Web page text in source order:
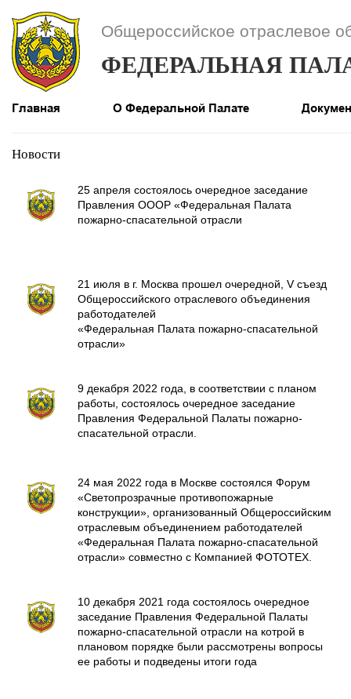
Общероссийское отраслевое
ФЕДЕРАЛЬНАЯ
Главная О Федеральной Палате
Новости
25 апреля состоялось очередное заседание
Правления ОООР «Федеральная Палата
пожарно-спасательной отрасли
21 июля в г. Москва прошел очередной, V съезд
Общероссийского отраслевого объединения
работодателей
«Федеральная Палата пожарно-спасательной
отрасли»
9 декабря 2022 года, в соответствии с планом
работы, состоялось очередное заседание
Правления Федеральной Палаты пожарно-
спасательной отрасли.
24 мая 2022 года в Москве состоялся Форум
«Светопрозрачные противопожарные
конструкции», организованный Общероссийским
отраслевым объединением работодателей
«Федеральная Палата пожарно-спасательной
отрасли» совместно с Компанией ФОТОТЕХ.
10 декабря 2021 года состоялось очередное
заседание Правления Федеральной Палаты
пожарно-спасательной отрасли на котрой в
плановом порядке были рассмотрены вопросы
ее работы и подведены итоги года